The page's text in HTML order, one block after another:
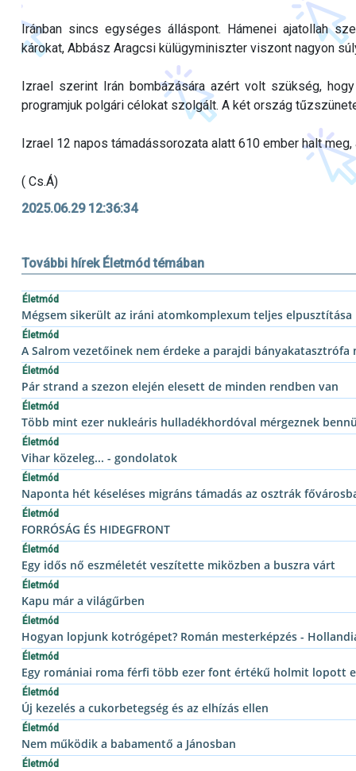
Iránban sincs egységes álláspont. Hámenei ajatollah
károkat, Abbász Aragcsi külügyminiszter viszont nagyon
Izrael szerint Irán bombázására azért volt szükség,
programjuk polgári célokat szolgált. A két ország
Izrael 12 napos támadássorozata alatt 610 ember halt
( Cs.Á)
2025.06.29 12:36:34
További hírek Életmód témában
Életmód
Mégsem sikerült az iráni atomkomplexum teljes elpusztítása
Életmód
A Salrom vezetőinek nem érdeke a parajdi bányakatasztrófa
Életmód
Pár strand a szezon elején elesett de minden rendben van
Életmód
Több mint ezer nukleáris hulladékhordóval mérgeznek
Életmód
Vihar közeleg... - gondolatok
Életmód
Naponta hét késeléses migráns támadás az osztrák
Életmód
FORRÓSÁG ÉS HIDEGFRONT
Életmód
Egy idős nő eszméletét veszítette miközben a buszra várt
Életmód
Kapu már a világűrben
Életmód
Hogyan lopjunk kotrógépet? Román mesterképzés -
Életmód
Egy romániai roma férfi több ezer font értékű holmit lopott
Életmód
Új kezelés a cukorbetegség és az elhízás ellen
Életmód
Nem működik a babamentő a Jánosban
Életmód